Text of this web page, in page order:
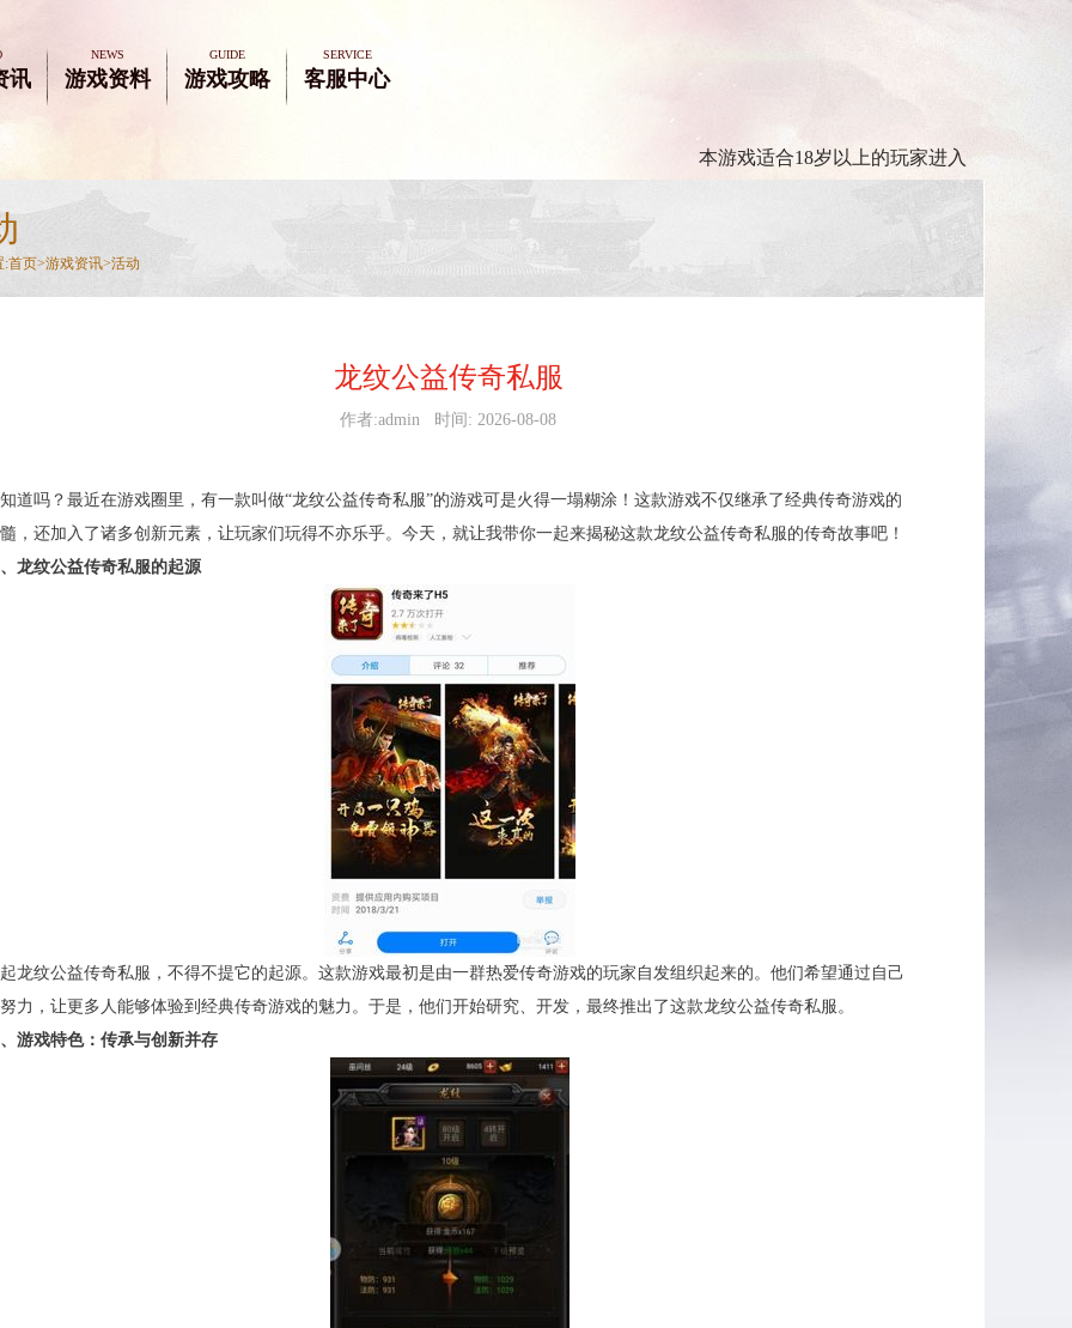
讯
NEWS
游戏资料
GUIDE
游戏攻略
SERVICE
客服中心
本游戏适合18岁以上的玩家进入
:首页>游戏资讯>活动
龙纹公益传奇私服
作者:admin 时间: 2026-08-08
道吗？最近在游戏圈里，有一款叫做“龙纹公益传奇私服”的游戏可是火得一塌糊涂！这款游戏不仅继承了经典传奇游戏的
，还加入了诸多创新元素，让玩家们玩得不亦乐乎。今天，就让我带你一起来揭秘这款龙纹公益传奇私服的传奇故事吧！
龙纹公益传奇私服的起源
龙纹公益传奇私服，不得不提它的起源。这款游戏最初是由一群热爱传奇游戏的玩家自发组织起来的。他们希望通过自己
力，让更多人能够体验到经典传奇游戏的魅力。于是，他们开始研究、开发，最终推出了这款龙纹公益传奇私服。
游戏特色：传承与创新并存